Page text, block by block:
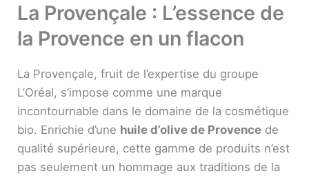
La Provençale : L’essence de
la Provence en un flacon
La Provençale, fruit de l’expertise du groupe
L’Oréal, s’impose comme une marque
incontournable dans le domaine de la cosmétique
bio. Enrichie d’une huile d’olive de Provence de
qualité supérieure, cette gamme de produits n’est
pas seulement un hommage aux traditions de la